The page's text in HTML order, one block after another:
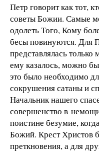
Петр говорит как тот,
советы Божии. Самые
одолеть Того, Кому
бесы повинуются. Для
представлялась
ему казалось, можно
это было необходимо
сокрушения сатаны и
Начальник нашего
совершенство в
поистине безумие,
Божий. Крест Христов
преткновения, а для